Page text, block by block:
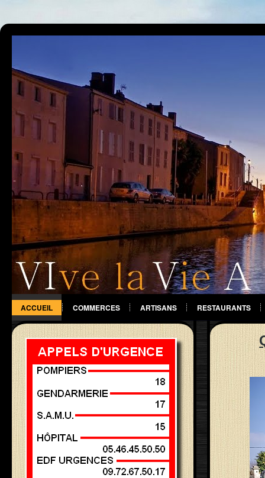
ACCUEIL COMMERCES ARTISANS RESTAURANTS
DIVERS